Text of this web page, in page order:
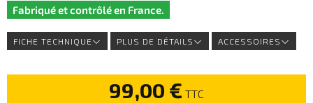
Fabriqué et contrôlé en France.
FICHE TECHNIQUE PLUS DE DÉTAILS ACCESSOIRES
99,00 € TTC